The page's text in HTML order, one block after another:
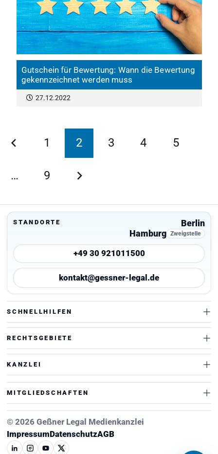
Gutschein für Bewertung: Wann die Bewertung
gekennzeichnet werden muss
27.12.2022
1 2 3 4 5
… 9
STANDORTE
Berlin
Hamburg Zweigstelle
+49 30 921011500
kontakt@gessner-legal.de
SCHNELLHILFEN
RECHTSGEBIETE
KANZLEI
MITGLIEDSCHAFTEN
© 2026 Geßner Legal Medienkanzlei
ImpressumDatenschutzAGB